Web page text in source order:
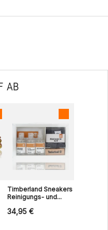
Timberland Sneakers
Reinigungs- und...
34,95 €